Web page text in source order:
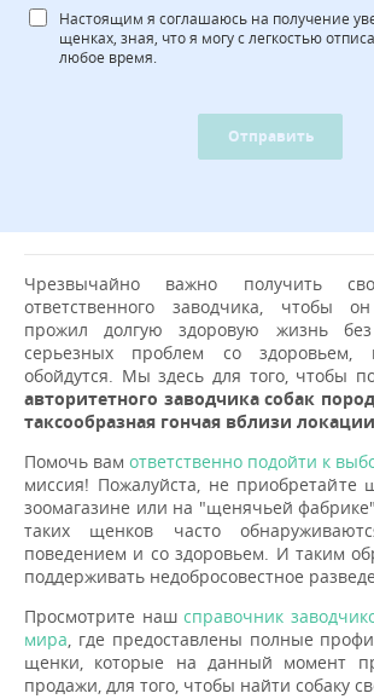
Настоящим я соглашаюсь на получение
щенках, зная, что я могу с легкостью
любое время.
Отправить
Чрезвычайно важно получить
ответственного заводчика, чтобы
прожил долгую здоровую жизнь без
серьезных проблем со здоровьем,
обойдутся. Мы здесь для того, чтобы
авторитетного заводчика собак
таксообразная гончая вблизи
Помочь вам ответственно подойти к
миссия! Пожалуйста, не приобретайте
зоомагазине или на "щенячьей
таких щенков часто
поведением и со здоровьем. И таким
поддерживать недобросовестное
Просмотрите нашсправочник
мира, где предоставлены полные
щенки, которые на данный момент
продажи, для того, чтобы найти собаку